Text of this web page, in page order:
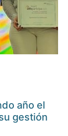
año el
gestión